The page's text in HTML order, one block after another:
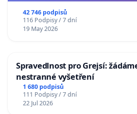
42 746 podpisů
116 Podpisy / 7 dní
19 May 2026
Spravedlnost pro Grejsí:
nestranné vyšetření
1 680 podpisů
111 Podpisy / 7 dní
22 Jul 2026